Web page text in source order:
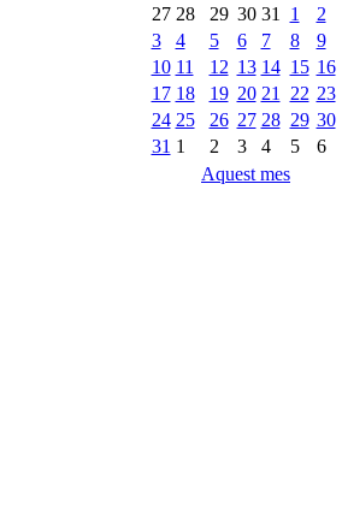
27 28 29 30 31 1
2
3
4 5 6 7 8
9
10 11 12 13 14 15 16
17 18 19 20 21 22 23
24 25 26 27 28 29 30
31 1 2 3 4 5
6
Aquest mes